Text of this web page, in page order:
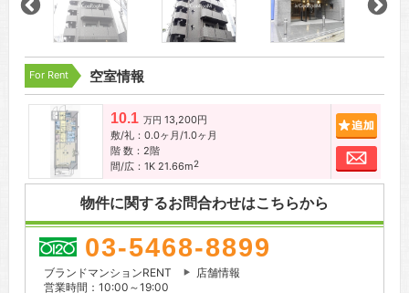
For Rent 空室情報
10.1 万円 13,200円
敷/礼：0.0ヶ月/1.0ヶ月
階 数：2階
間/広：1K 21.66m2
お問
物件に関するお問合わせはこちらから
03-5468-8899
ブランドマンションRENT
店舗情報
営業時間：10:00～19:00